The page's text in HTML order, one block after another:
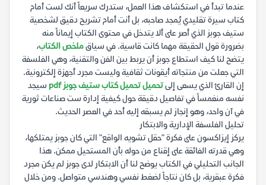
عندما تبدأ في استكشاف هذا العمل، ستدرك سريعاً أنك لست أمام
كتاب سيرة تقليدي يُمجد صاحبه، بل أنت أمام تشريح دقيق لشخصية
ستيف جوبز الذي أصر على ألا يتدخل في محتوى الكتاب إيماناً منه
بضرورة قول الحقيقة مهما كانت قاسية. في سياقملخص الكتاب،
يتضح لنا كيف استطاع جوبز أن يربط بين الفن والتقنية، وهي الفلسفة
التي جعلت من منتجاته أيقونات ثقافية وليست مجرد أجهزة إلكترونية.
إن القارئ الذي يسعى إلىتحميل تحميل كتاب ستيف جوبز pdf
سيجد
نفسه منغمساً في تفاصيل دقيقة حول كيفية إدارة ست صناعات ثورية
في آن واحد، وهو إنجاز لم يسبقه إليه أحد في العصر الحديث.
تحليل الفلسفة الإدارية والابتكار
يركز إيزاكسون على فكرة "حقل تشويه الواقع" التي كان جوبز يمتلكها،
وهي قدرته الفائقة على إقناع من حوله بأن المستحيل ممكن. هذا
الجانب التحليلي في الكتاب يوضح لنا أن الابتكار لدى جوبز لم يكن مجرد
فكرة عبقرية، بل كان نتاجاً لضغط نفسي وهندسي متواصل. ومن خلال